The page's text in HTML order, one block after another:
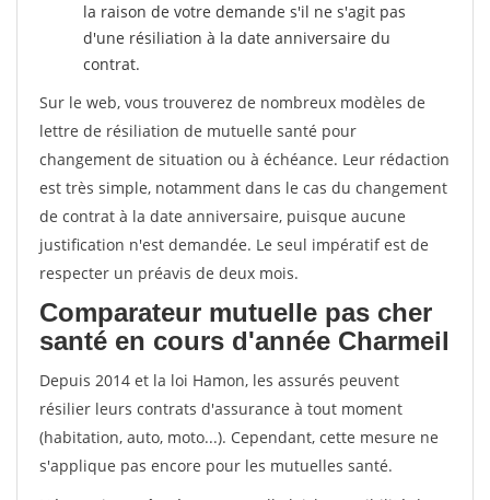
la raison de votre demande s'il ne s'agit pas
d'une résiliation à la date anniversaire du
contrat.
Sur le web, vous trouverez de nombreux modèles de
lettre de résiliation de mutuelle santé pour
changement de situation ou à échéance. Leur rédaction
est très simple, notamment dans le cas du changement
de contrat à la date anniversaire, puisque aucune
justification n'est demandée. Le seul impératif est de
respecter un préavis de deux mois.
Comparateur mutuelle pas cher
santé en cours d'année Charmeil
Depuis 2014 et la loi Hamon, les assurés peuvent
résilier leurs contrats d'assurance à tout moment
(habitation, auto, moto...). Cependant, cette mesure ne
s'applique pas encore pour les mutuelles santé.